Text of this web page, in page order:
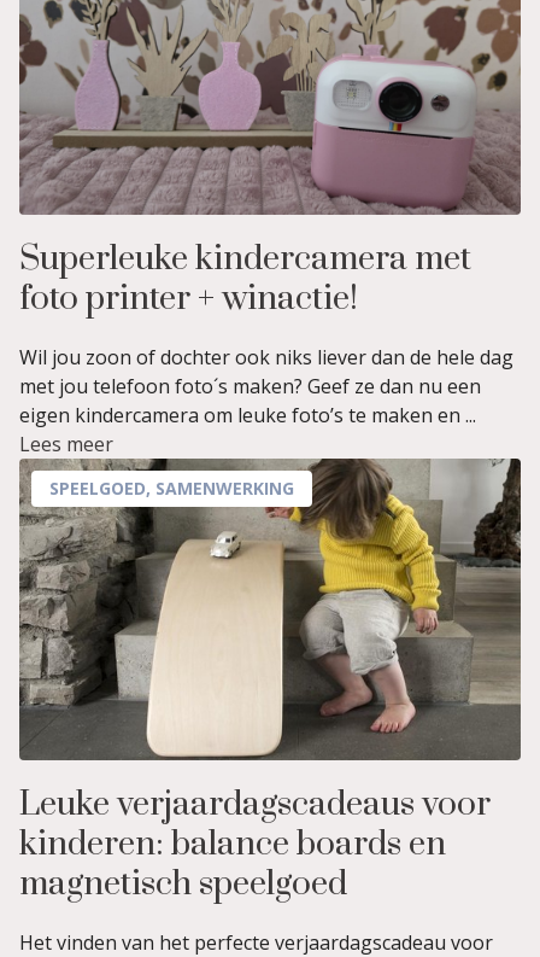
Superleuke kindercamera met
foto printer + winactie!
Wil jou zoon of dochter ook niks liever dan de hele dag
met jou telefoon foto´s maken? Geef ze dan nu een
eigen kindercamera om leuke foto’s te maken en ...
Lees meer
SPEELGOED, SAMENWERKING
Leuke verjaardagscadeaus voor
kinderen: balance boards en
magnetisch speelgoed
Het vinden van het perfecte verjaardagscadeau voor